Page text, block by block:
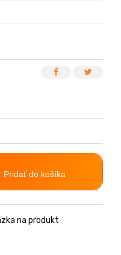
Pridať do košíka
na produkt